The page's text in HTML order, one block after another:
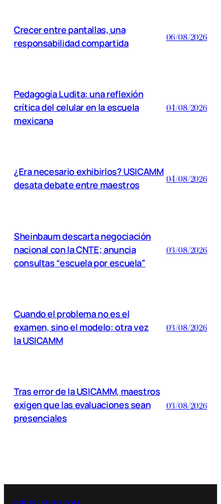
Crecer entre pantallas, una
responsabilidad compartida
06/08/2026
Pedagogía Ludita: una reflexión
crítica del celular en la escuela
mexicana
04/08/2026
¿Era necesario exhibirlos? USICAMM
desata debate entre maestros
04/08/2026
Sheinbaum descarta negociación
nacional con la CNTE; anuncia
consultas “escuela por escuela”
03/08/2026
Cuando el problema no es el
examen, sino el modelo: otra vez
la USICAMM
03/08/2026
Tras error de la USICAMM, maestros
exigen que las evaluaciones sean
presenciales
03/08/2026